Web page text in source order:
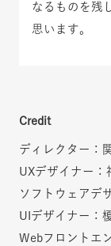
なるものを残
思います。
Credit
ディレクター：
UXデザイナー：
ソフトウェアデ
UIデザイナー：
Webフロントエ